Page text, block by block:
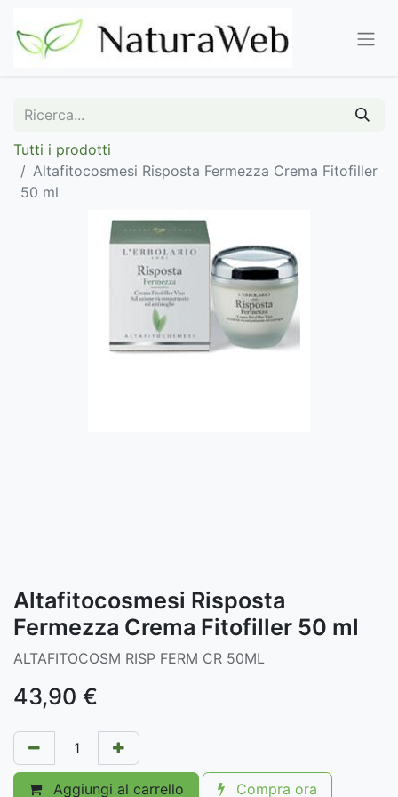
Tutti i prodotti
Altafitocosmesi Risposta Fermezza Crema Fitofiller
50 ml
Altafitocosmesi Risposta
Fermezza Crema Fitofiller 50 ml
ALTAFITOCOSM RISP FERM CR 50ML
43,90 €
Aggiungi al carrello Compra ora